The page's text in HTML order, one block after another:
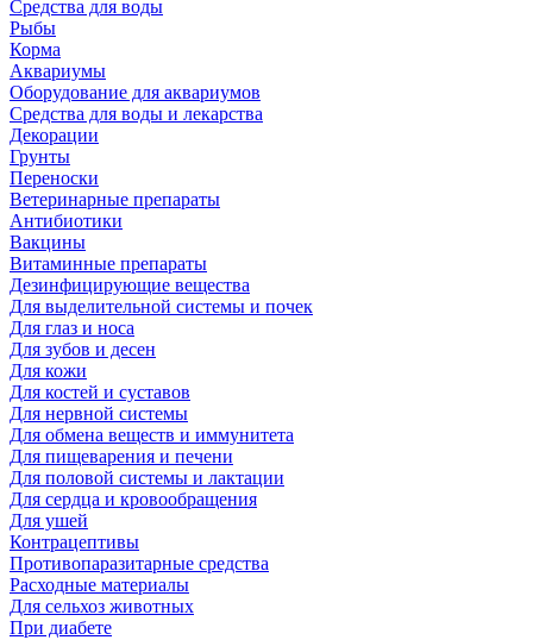
Средства для воды
Рыбы
Корма
Аквариумы
Оборудование для аквариумов
Средства для воды и лекарства
Декорации
Грунты
Переноски
Ветеринарные препараты
Антибиотики
Вакцины
Витаминные препараты
Дезинфицирующие вещества
Для выделительной системы и почек
Для глаз и носа
Для зубов и десен
Для кожи
Для костей и суставов
Для нервной системы
Для обмена веществ и иммунитета
Для пищеварения и печени
Для половой системы и лактации
Для сердца и кровообращения
Для ушей
Контрацептивы
Противопаразитарные средства
Расходные материалы
Для сельхоз животных
При диабете